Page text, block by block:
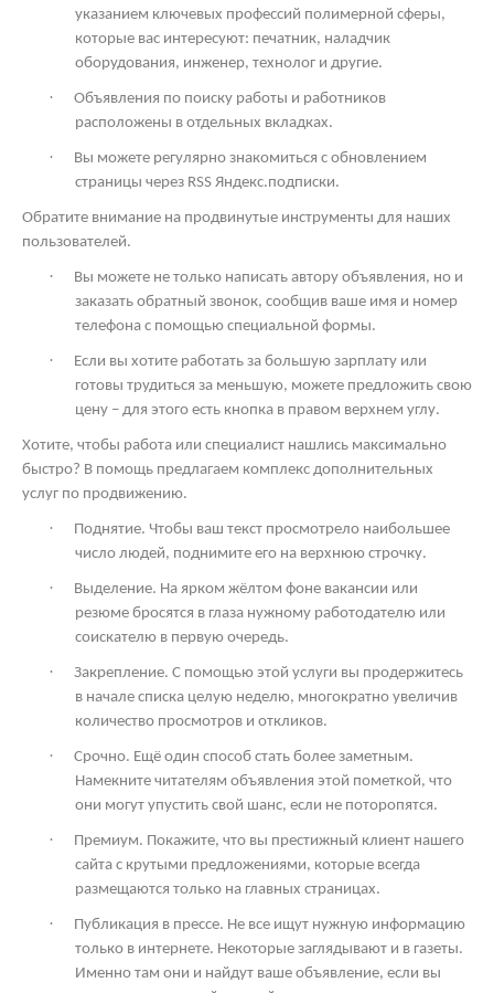
указанием ключевых профессий полимерной сферы,
которые вас интересуют: печатник, наладчик
оборудования, инженер, технолог и другие.
·
Объявления по поиску работы и работников
расположены в отдельных вкладках.
·
Вы можете регулярно знакомиться с обновлением
страницы через RSS Яндекс.подписки.
Обратите внимание на продвинутые инструменты для наших
пользователей.
·
Вы можете не только написать автору объявления, но и
заказать обратный звонок, сообщив ваше имя и номер
телефона с помощью специальной формы.
·
Если вы хотите работать за большую зарплату или
готовы трудиться за меньшую, можете предложить свою
цену – для этого есть кнопка в правом верхнем углу.
Хотите, чтобы работа или специалист нашлись максимально
быстро? В помощь предлагаем комплекс дополнительных
услуг по продвижению.
·
Поднятие. Чтобы ваш текст просмотрело наибольшее
число людей, поднимите его на верхнюю строчку.
·
Выделение. На ярком жёлтом фоне вакансии или
резюме бросятся в глаза нужному работодателю или
соискателю в первую очередь.
·
Закрепление. С помощью этой услуги вы продержитесь
в начале списка целую неделю, многократно увеличив
количество просмотров и откликов.
·
Срочно. Ещё один способ стать более заметным.
Намекните читателям объявления этой пометкой, что
они могут упустить свой шанс, если не поторопятся.
·
Премиум. Покажите, что вы престижный клиент нашего
сайта с крутыми предложениями, которые всегда
размещаются только на главных страницах.
·
Публикация в прессе. Не все ищут нужную информацию
только в интернете. Некоторые заглядывают и в газеты.
Именно там они и найдут ваше объявление, если вы